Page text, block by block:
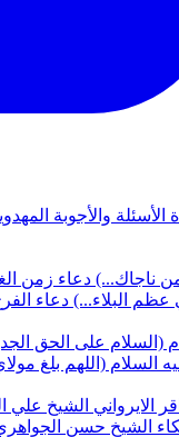
الأسئلة والأجوبة
ناجاك...) دعاء زمن
عظم البلاء...) دعاء
(السلام على الحق
السلام (اللهم بلغ
الايرواني الشيخ علي
الشيخ حسن